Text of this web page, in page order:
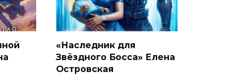
«Наследник для
Звёздного Босса» Елена
Островская